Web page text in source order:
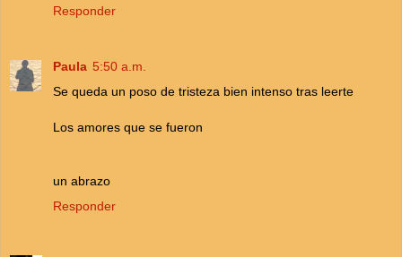
Responder
Paula 5:50 a.m.
Se queda un poso de tristeza bien intenso tras leerte
Los amores que se fueron
un abrazo
Responder